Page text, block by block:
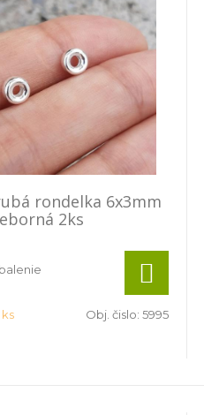
rondelka 6x3mm
2ks
ks Obj. čislo: 5995